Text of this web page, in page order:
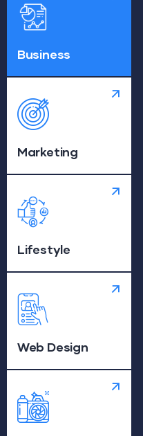
Business
Marketing
Lifestyle
Web Design